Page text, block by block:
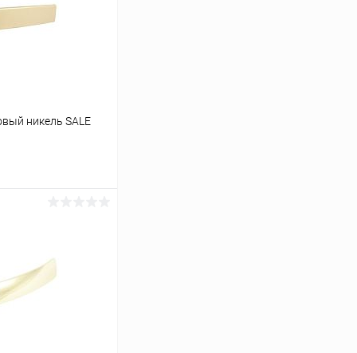
никель SALE
Сравнение
В наличии